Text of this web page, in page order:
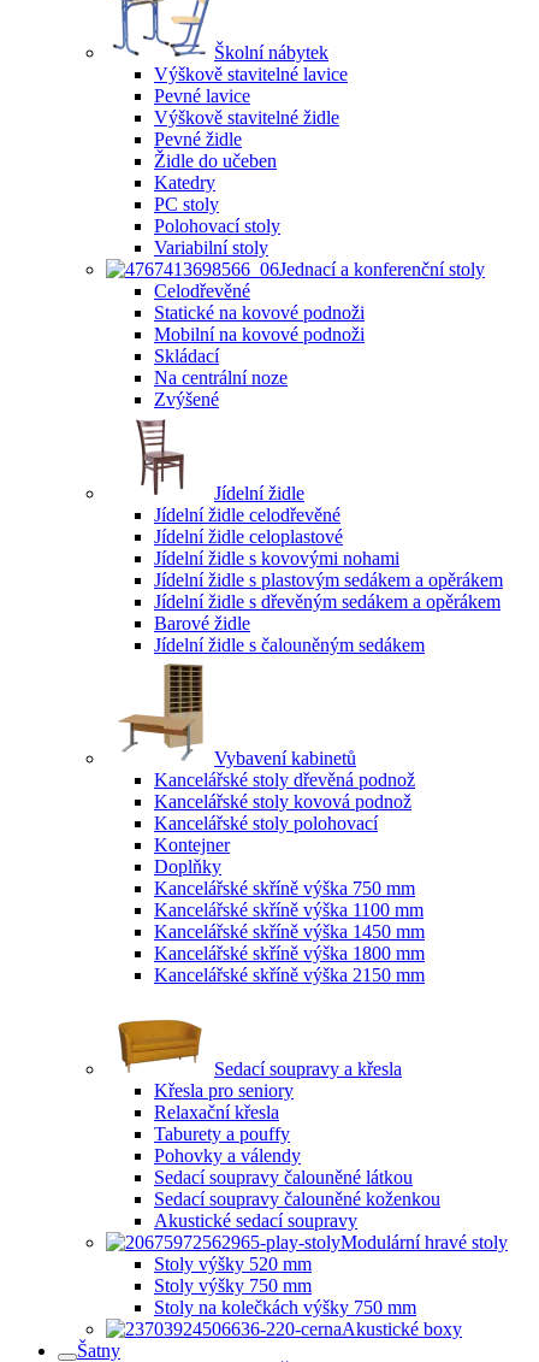
Školní nábytek
Výškově stavitelné lavice
Pevné lavice
Výškově stavitelné židle
Pevné židle
Židle do učeben
Katedry
PC stoly
Polohovací stoly
Variabilní stoly
Jednací a konferenční stoly
Celodřevěné
Statické na kovové podnoži
Mobilní na kovové podnoži
Skládací
Na centrální noze
Zvýšené
Jídelní židle
Jídelní židle celodřevěné
Jídelní židle celoplastové
Jídelní židle s kovovými nohami
Jídelní židle s plastovým sedákem a opěrákem
Jídelní židle s dřevěným sedákem a opěrákem
Barové židle
Jídelní židle s čalouněným sedákem
Vybavení kabinetů
Kancelářské stoly dřevěná podnož
Kancelářské stoly kovová podnož
Kancelářské stoly polohovací
Kontejner
Doplňky
Kancelářské skříně výška 750 mm
Kancelářské skříně výška 1100 mm
Kancelářské skříně výška 1450 mm
Kancelářské skříně výška 1800 mm
Kancelářské skříně výška 2150 mm
Sedací soupravy a křesla
Křesla pro seniory
Relaxační křesla
Taburety a pouffy
Pohovky a válendy
Sedací soupravy čalouněné látkou
Sedací soupravy čalouněné koženkou
Akustické sedací soupravy
Modulární hravé stoly
Stoly výšky 520 mm
Stoly výšky 750 mm
Stoly na kolečkách výšky 750 mm
Akustické boxy
Šatny